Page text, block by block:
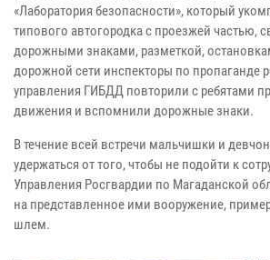
«Лаборатория безопасности», который
типового автогородка с проезжей частью,
дорожными знаками, разметкой,
дорожной сети инспекторы по пропаганде
управления ГИБДД повторили с ребятами
движения и вспомнили дорожные знаки.
В течение всей встречи мальчишки и
удержаться от того, чтобы не подойти к
Управления Росгвардии по Магаданской
на представленное ими вооружение,
шлем.